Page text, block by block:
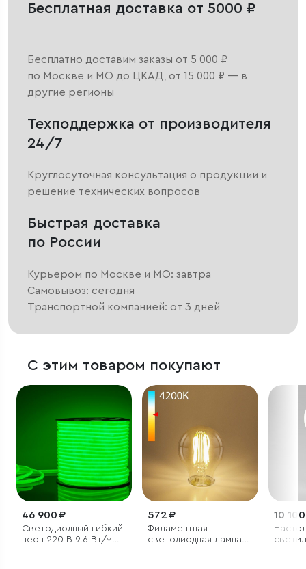
Бесплатная доставка от 5000 ₽
Бесплатно доставим заказы от 5 000 ₽
по Москве и МО до ЦКАД, от 15 000 ₽ — в
другие регионы
Техподдержка от производителя
24/7
Круглосуточная консультация о продукции и
решение технических вопросов
Быстрая доставка
по России
Курьером по Москве и МО: завтра
Самовывоз: сегодня
Транспортной компанией: от 3 дней
С этим товаром покупают
46 900 ₽
Светодиодный гибкий
неон 220 В 9.6 Вт/м
572 ₽
Филаментная
светодиодная лампа
10